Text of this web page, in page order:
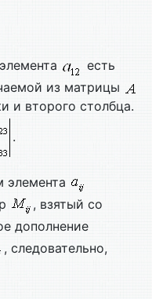
элемента
есть
из матрицы
и второго столбца.
.
элемента
, взятый со
дополнение
, следовательно,